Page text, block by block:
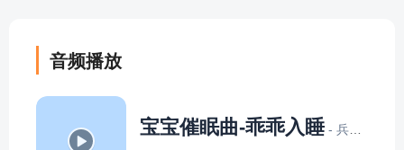
音频播放
宝宝催眠曲-乖乖入睡 - 兵者本色